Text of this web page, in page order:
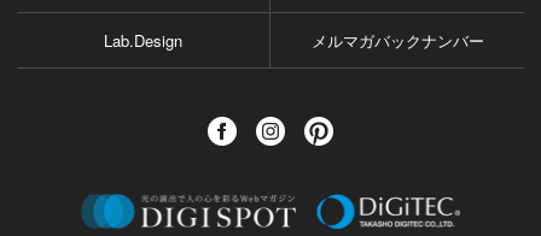
Lab.Design メルマガバックナンバー